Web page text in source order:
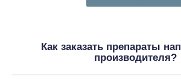
Как заказать препараты
производителя?